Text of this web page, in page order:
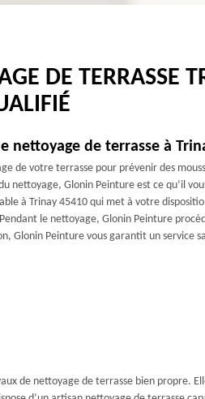
DE TERRASSE
nettoyage de terrasse à
de votre terrasse pour prévenir des
nettoyage, Glonin Peinture est ce qu’il
à Trinay 45410 qui met à votre
le nettoyage, Glonin Peinture
Glonin Peinture vous garantit un service
de nettoyage de terrasse bien propre.